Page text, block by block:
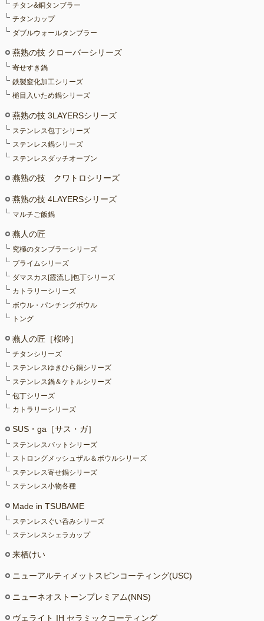
チタン&銅タンブラー
チタンカップ
ダブルウォールタンブラー
燕熟の技 クローバーシリーズ
寄せすき鍋
鉄製窒化加工シリーズ
槌目入いため鍋シリーズ
燕熟の技 3LAYERSシリーズ
ステンレス包丁シリーズ
ステンレス鍋シリーズ
ステンレスダッチオーブン
燕熟の技 クワトロシリーズ
燕熟の技 4LAYERSシリーズ
マルチご飯鍋
燕人の匠
究極のタンブラーシリーズ
プライムシリーズ
ダマスカス[霞流し]包丁シリーズ
カトラリーシリーズ
ボウル・パンチングボウル
トング
燕人の匠［桜吟］
チタンシリーズ
ステンレスゆきひら鍋シリーズ
ステンレス鍋＆ケトルシリーズ
包丁シリーズ
カトラリーシリーズ
SUS・ga［サス・ガ］
ステンレスバットシリーズ
ストロングメッシュザル＆ボウルシリーズ
ステンレス寄せ鍋シリーズ
ステンレス小物各種
Made in TSUBAME
ステンレスぐい呑みシリーズ
ステンレスシェラカップ
来栖けい
ニューアルティメットスピンコーティング(USC)
ニューネオストーンプレミアム(NNS)
ヴェライト IH セラミックコーティング